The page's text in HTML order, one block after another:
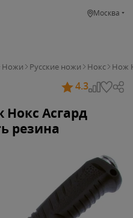
Москва
Ножи Русские ножи Нокс Нож
4.3
Нокс Асгард
резина